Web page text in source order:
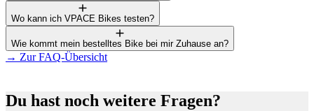
Wo kann ich VPACE Bikes testen?
Wie kommt mein bestelltes Bike bei mir Zuhause an?
→ Zur FAQ-Übersicht
Du hast noch weitere Fragen?